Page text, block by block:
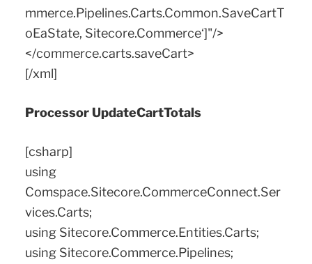
mmerce.Pipelines.Carts.Common.SaveCartT
oEaState, Sitecore.Commerce‘]"/>
</commerce.carts.saveCart>
[/xml]
Processor UpdateCartTotals
[csharp]
using
Comspace.Sitecore.CommerceConnect.Ser
vices.Carts;
using Sitecore.Commerce.Entities.Carts;
using Sitecore.Commerce.Pipelines;